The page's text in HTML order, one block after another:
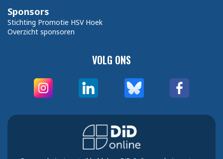
VOLG ONS
Sponsors
Stichting Promotie HSV Hoek
Overzicht sponsoren